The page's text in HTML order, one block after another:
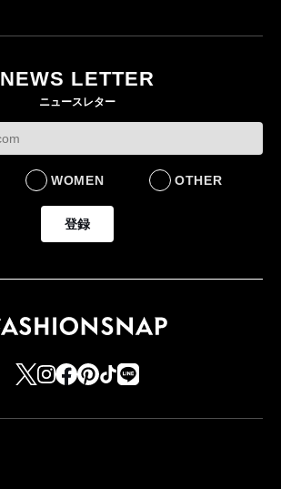
NEWS LETTER
ニュースレター
WOMEN OTHER
登録